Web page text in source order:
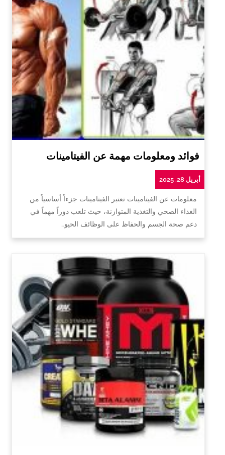
فوائد ومعلومات مهمة عن الفيتامينات
أبريل 28, 2025
معلومات عن الفيتامينات تعتبر الفيتامينات جزءاً أساسياً من
الغذاء الصحي والتغذية المتوازنة، حيث تلعب دوراً مهماً في
دعم صحة الجسم والحفاظ على الوظائف الحيو…